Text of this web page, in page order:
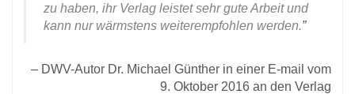
zu haben, ihr Verlag leistet sehr gute Arbeit und
kann nur wärmstens weiterempfohlen werden.
DWV-Autor Dr. Michael Günther in einer E-mail vom
9. Oktober 2016 an den Verlag